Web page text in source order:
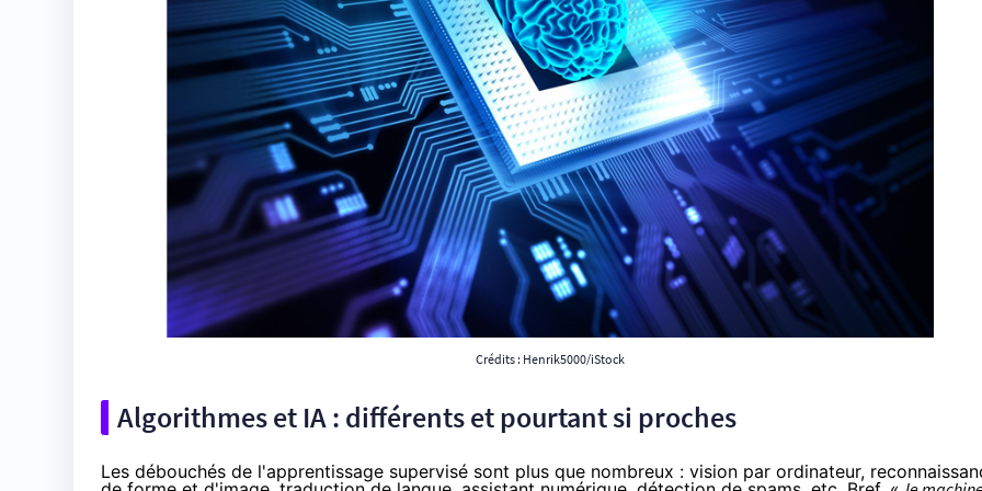
Crédits : Henrik5000/iStock
Algorithmes et IA : différents et pourtant si proches
Les débouchés de l'apprentissage supervisé sont plus que nombreux : vision par ordinateur,